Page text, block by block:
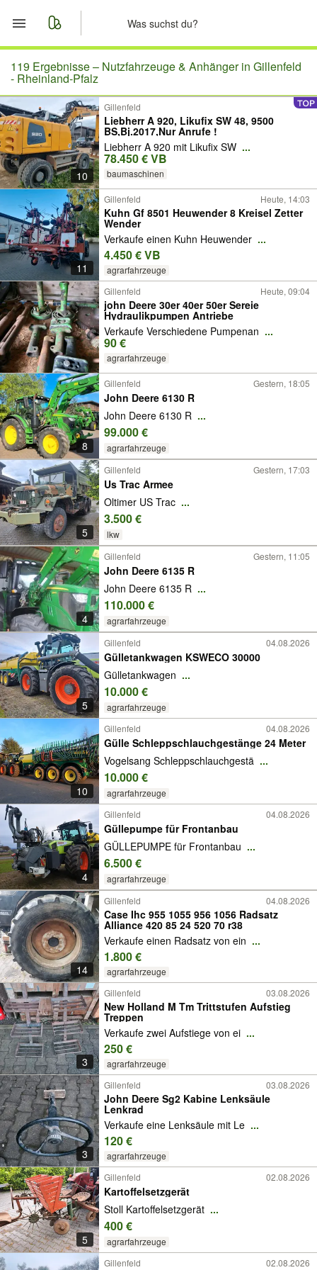
Start
Merkliste
Nachrichten
Anzeige aufgeben
119 Ergebnisse – Nutzfahrzeuge & Anhänger in Gillenfeld
- Rheinland-Pfalz
10
Gillenfeld
Liebherr A 920, Likufix SW 48, 9500
BS,Bj.2017,Nur Anrufe !
Liebherr A 920 mit Likufix SW ...
78.450 € VB
baumaschinen
11
Gillenfeld Heute, 14:03
Kuhn Gf 8501 Heuwender 8 Kreisel Zetter
Wender
Verkaufe einen Kuhn Heuwender ...
4.450 € VB
agrarfahrzeuge
Gillenfeld
Heute, 09:04
john Deere 30er 40er 50er Sereie
Hydraulikpumpen Antriebe
Verkaufe Verschiedene Pumpenan ...
90 €
agrarfahrzeuge
8
Gillenfeld Gestern, 18:05
John Deere 6130 R
John Deere 6130 R ...
99.000 €
agrarfahrzeuge
5
Gillenfeld Gestern, 17:03
Us Trac Armee
Oltimer US Trac ...
3.500 €
lkw
4
Gillenfeld Gestern, 11:05
John Deere 6135 R
John Deere 6135 R ...
110.000 €
agrarfahrzeuge
5
Gillenfeld 04.08.2026
Gülletankwagen KSWECO 30000
Gülletankwagen ...
10.000 €
agrarfahrzeuge
10
Gillenfeld 04.08.2026
Gülle Schleppschlauchgestänge 24 Meter
Vogelsang Schleppschlauchgestä ...
10.000 €
agrarfahrzeuge
4
Gillenfeld 04.08.2026
Güllepumpe für Frontanbau
GÜLLEPUMPE für Frontanbau ...
6.500 €
agrarfahrzeuge
14
Gillenfeld 04.08.2026
Case Ihc 955 1055 956 1056 Radsatz
Alliance 420 85 24 520 70 r38
Verkaufe einen Radsatz von ein ...
1.800 €
agrarfahrzeuge
3
Gillenfeld 03.08.2026
New Holland M Tm Trittstufen Aufstieg
Treppen
Verkaufe zwei Aufstiege von ei ...
250 €
agrarfahrzeuge
3
Gillenfeld 03.08.2026
John Deere Sg2 Kabine Lenksäule
Lenkrad
Verkaufe eine Lenksäule mit Le ...
120 €
agrarfahrzeuge
5
Gillenfeld 02.08.2026
Kartoffelsetzgerät
Stoll Kartoffelsetzgerät ...
400 €
agrarfahrzeuge
Gillenfeld
02.08.2026